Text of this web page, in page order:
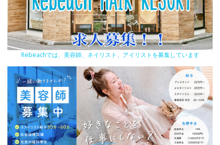
Rebeachでは、美容師、ネイリスト、アイリストを募集しています